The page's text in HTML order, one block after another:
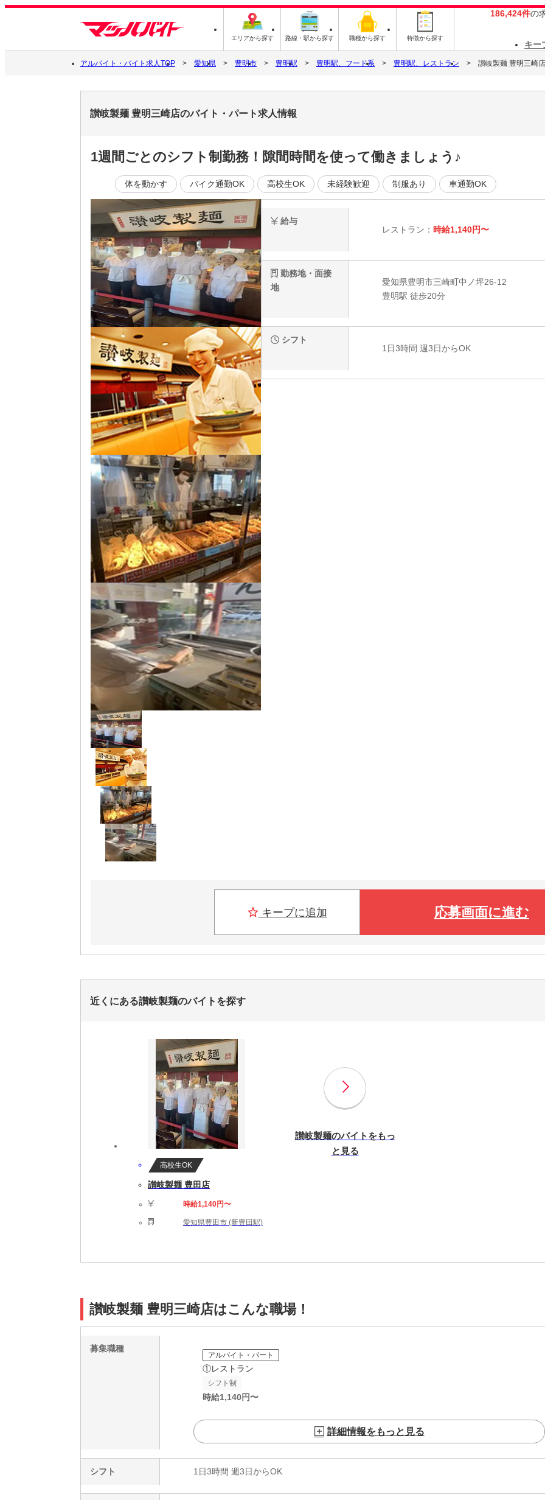
エリアから探す 路線・駅から探す 職種から探す 特徴から探す
186,424件の
キー
アルバイト・バイト求人TOP 愛知県 豊明市 豊明駅 豊明駅、フード系 豊明駅、レストラン 讃岐製麺 豊明三崎店
讃岐製麺 豊明三崎店のバイト・パート求人情報
1週間ごとのシフト制勤務！隙間時間を使って働きましょう♪
体を動かす バイク通勤OK 高校生OK 未経験歓迎 制服あり 車通勤OK
給与
レストラン： 時給1,140円〜
勤務地・面接
地
愛知県豊明市三崎町中ノ坪26-12
豊明駅 徒歩20分
シフト
1日3時間 週3日からOK
キープに追加 応募画面に進む
近くにある讃岐製麺のバイトを探す
高校生OK
讃岐製麺 豊田店
時給1,140円〜
愛知県豊田市 (新豊田駅)
讃岐製麺のバイトをもっ
と見る
讃岐製麺 豊明三崎店はこんな職場！
募集職種
アルバイト・パート
①レストラン
シフト制
時給1,140円〜
詳細情報をもっと見る
シフト 1日3時間 週3日からOK